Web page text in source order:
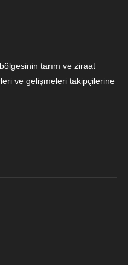
tarım ve ziraat
ve gelişmeleri takipçilerine